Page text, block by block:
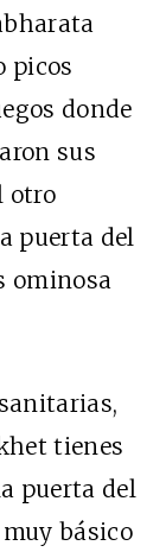
picos
donde
sus
otro
puerta del
ominosa
tienes
puerta del
básico